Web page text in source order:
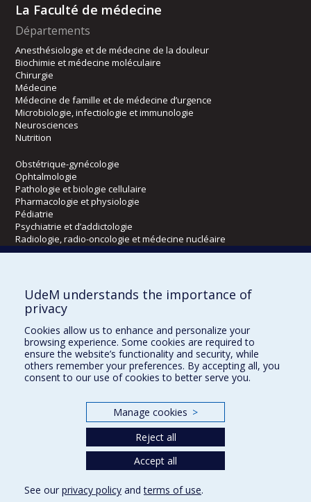
La Faculté de médecine
Départements
Anesthésiologie et de médecine de la douleur
Biochimie et médecine moléculaire
Chirurgie
Médecine
Médecine de famille et de médecine d’urgence
Microbiologie, infectiologie et immunologie
Neurosciences
Nutrition
Obstétrique-gynécologie
Ophtalmologie
Pathologie et biologie cellulaire
Pharmacologie et physiologie
Pédiatrie
Psychiatrie et d’addictologie
Radiologie, radio-oncologie et médecine nucléaire
Écoles
Kinésiologie et des sciences de l’activité physique
Orthophonie et audiologie
Réadaptation
Directions
DPC
UdeM understands the importance of
privacy
Cookies allow us to enhance and personalize your
browsing experience. Some cookies are required to
ensure the website’s functionality and security, while
others remember your preferences. By accepting all, you
consent to our use of cookies to better serve you.
Manage cookies >
Reject all
Accept all
See our privacy policy andterms of use.